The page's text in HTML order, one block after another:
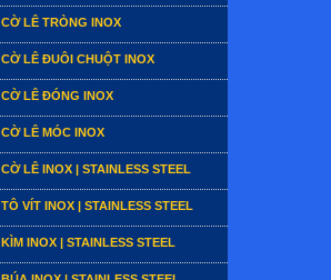
CỜ LÊ TRÒNG INOX
CỜ LÊ ĐUÔI CHUỘT INOX
CỜ LÊ ĐÓNG INOX
CỜ LÊ MÓC INOX
CỜ LÊ INOX | STAINLESS STEEL
TÔ VÍT INOX | STAINLESS STEEL
KÌM INOX | STAINLESS STEEL